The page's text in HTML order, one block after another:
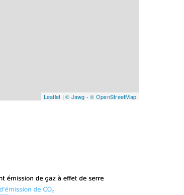
Leaflet | © Jawg -© OpenStreetMap